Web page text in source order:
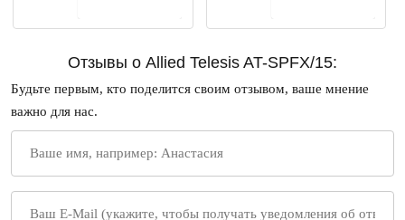
Отзывы о Allied Telesis AT-SPFX/15:
Будьте первым, кто поделится своим отзывом, ваше мнение
важно для нас.